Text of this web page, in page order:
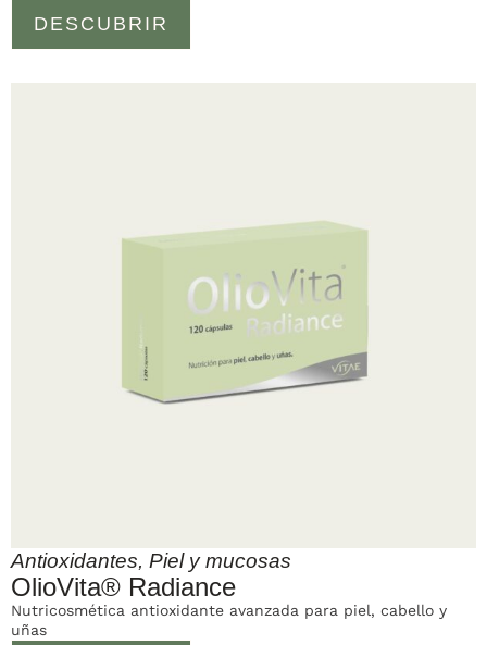
DESCUBRIR
Antioxidantes, Piel y mucosas
OlioVita® Radiance
Nutricosmética antioxidante avanzada para piel, cabello y
uñas